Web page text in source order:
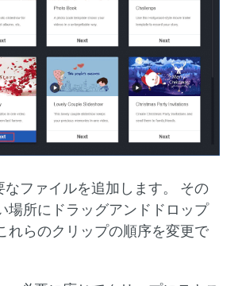
なファイルを追加します。 その
場所にドラッグアンドドロップ
れらのクリップの順序を変更で